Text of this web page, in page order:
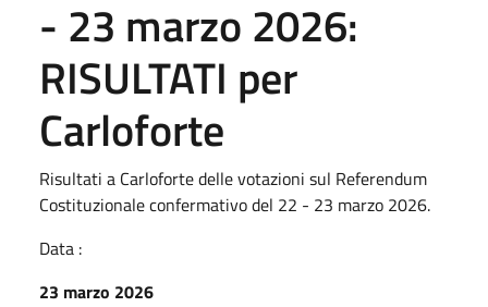
- 23 marzo 2026:
RISULTATI per
Carloforte
Risultati a Carloforte delle votazioni sul Referendum
Costituzionale confermativo del 22 - 23 marzo 2026.
Data :
23 marzo 2026